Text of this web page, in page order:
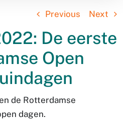
Previous Next
De eerste
Open
de Rotterdamse
dagen.